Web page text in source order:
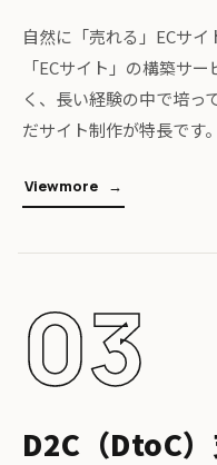
自然に「売れる」ECサ
「ECサイト」の構築サ
く、長い経験の中で培っ
だサイト制作が特長です。
Viewmore
03
D2C（DtoC